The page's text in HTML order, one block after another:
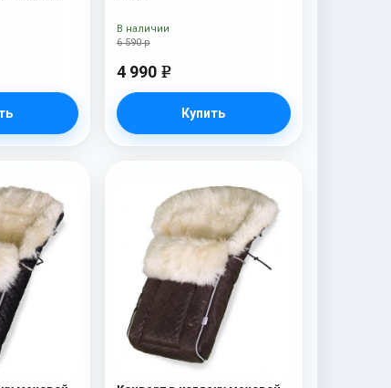
6 590 р
4 990 e
Купить
В наличии